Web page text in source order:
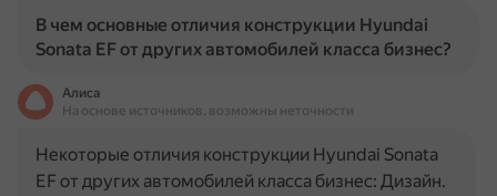
В чем основные отличия конструкции Hyundai
Sonata EF от других автомобилей класса бизнес?
Алиса
На основе источников, возможны неточности
Некоторые отличия конструкции Hyundai Sonata
EF от других автомобилей класса бизнес: Дизайн.